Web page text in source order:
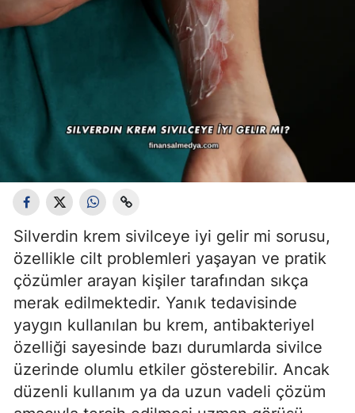
Silverdin krem sivilceye iyi gelir mi sorusu,
özellikle cilt problemleri yaşayan ve pratik
çözümler arayan kişiler tarafından sıkça
merak edilmektedir. Yanık tedavisinde
yaygın kullanılan bu krem, antibakteriyel
özelliği sayesinde bazı durumlarda sivilce
üzerinde olumlu etkiler gösterebilir. Ancak
düzenli kullanım ya da uzun vadeli çözüm